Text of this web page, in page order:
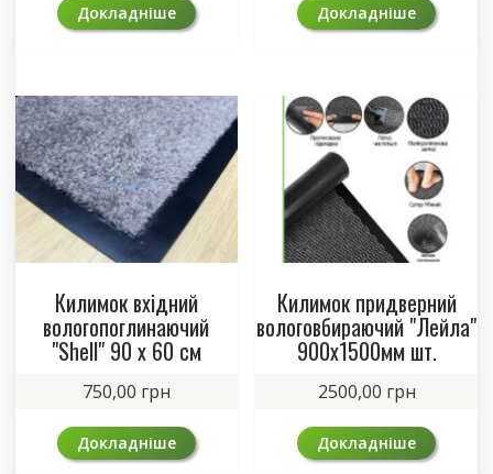
Докладніше Докладніше
Килимок вхідний
вологопоглинаючий
"Shell" 90 x 60 см
750,00 грн
Докладніше
Килимок придверний
вологовбираючий "Лейла"
900х1500мм шт.
2500,00 грн
Докладніше